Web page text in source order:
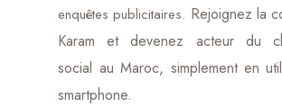
enquêtes publicitaires. Rejoignez la
Karam et devenez acteur du
social au Maroc, simplement en
smartphone.